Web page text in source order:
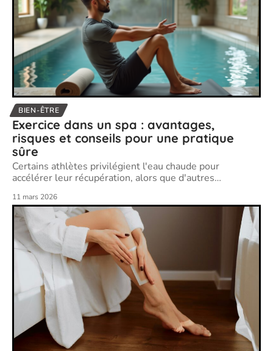
BIEN-ÊTRE
Exercice dans un spa : avantages,
risques et conseils pour une pratique
sûre
Certains athlètes privilégient l'eau chaude pour
accélérer leur récupération, alors que d'autres…
11 mars 2026